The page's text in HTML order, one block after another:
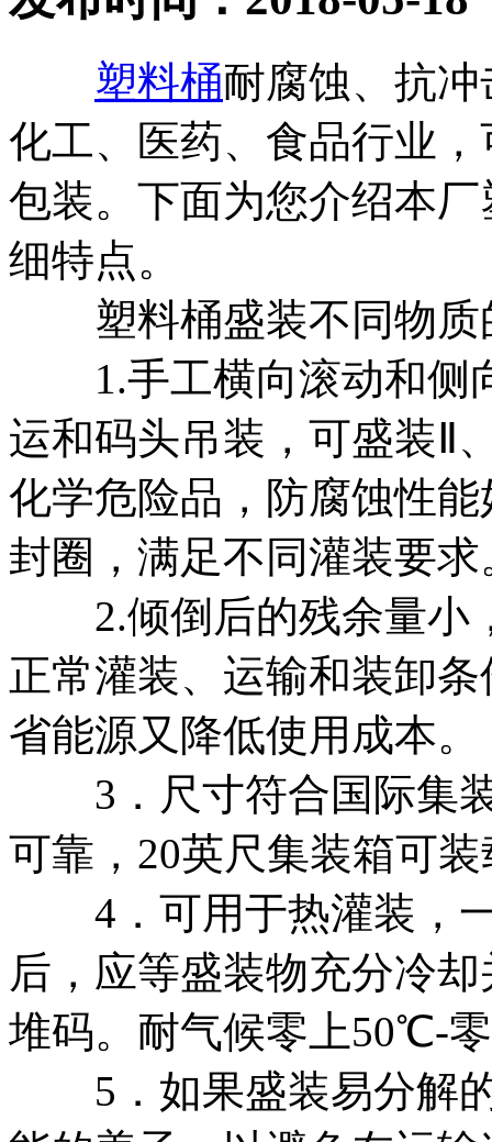
塑料桶耐腐蚀、抗
化工、医药、食品行业
包装。下面为您介绍本
细特点。
塑料桶盛装不同物质
1.手工横向滚动和侧
运和码头吊装，可盛装Ⅱ
化学危险品，防腐蚀性
封圈，满足不同灌装要求
2.倾倒后的残余量小
正常灌装、运输和装卸
省能源又降低使用成本。
3．尺寸符合国际集装
可靠，20英尺集装箱可
4．可用于热灌装，
后，应等盛装物充分冷
堆码。耐气候零上50℃-
5．如果盛装易分解的